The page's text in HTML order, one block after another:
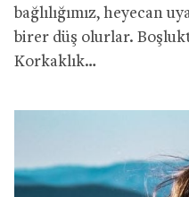
bağlılığımız, heyecan
birer düş olurlar.
Korkaklık…